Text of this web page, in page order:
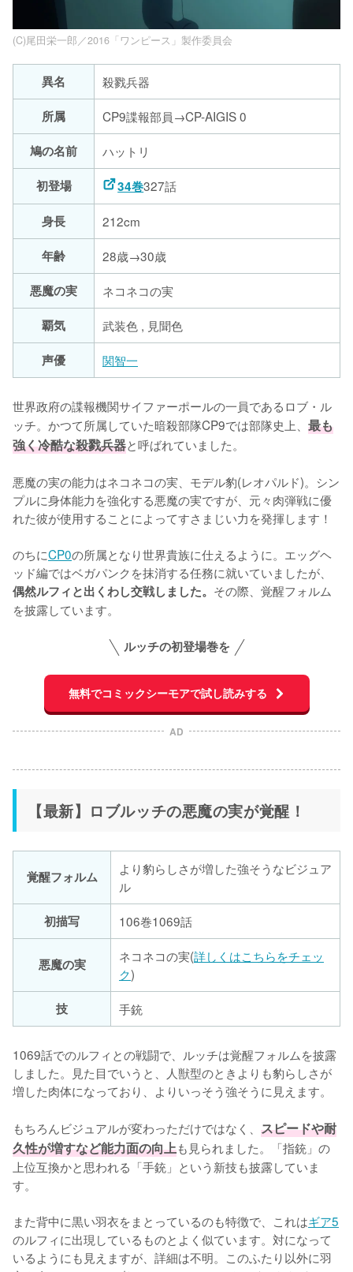
(C)尾田栄一郎／2016「ワンピース」製作委員会
異名
殺戮兵器
所属
CP9諜報部員→CP-AIGIS 0
鳩の名前
ハットリ
初登場
34巻327話
身長
212cm
年齢
28歳→30歳
悪魔の実
ネコネコの実
覇気
武装色 , 見聞色
声優
関智一
世界政府の諜報機関サイファーポールの一員であるロブ・ル
ッチ。かつて所属していた暗殺部隊CP9では部隊史上、 最も
強く冷酷な殺戮兵器と呼ばれていました。
悪魔の実の能力はネコネコの実、モデル豹(レオパルド)。シン
プルに身体能力を強化する悪魔の実ですが、元々肉弾戦に優
れた彼が使用することによってすさまじい力を発揮します！
のちにCP0の所属となり世界貴族に仕えるように。エッグヘ
ッド編ではベガパンクを抹消する任務に就いていましたが、
偶然ルフィと出くわし交戦しました。 その際、覚醒フォルム
を披露しています。
ルッチの初登場巻を
無料でコミックシーモアで試し読みする
AD
【最新】ロブルッチの悪魔の実が覚醒！
覚醒フォルム
より豹らしさが増した強そうなビジュア
ル
初描写
106巻1069話
悪魔の実 ネコネコの実(詳しくはこちらをチェッ
ク)
技
手銃
1069話でのルフィとの戦闘で、ルッチは覚醒フォルムを披露
しました。見た目でいうと、人獣型のときよりも豹らしさが
増した肉体になっており、よりいっそう強そうに見えます。
もちろんビジュアルが変わっただけではなく、 スピードや耐
久性が増すなど能力面の向上も見られました。「指銃」の
上位互換かと思われる「手銃」という新技も披露していま
す。
また背中に黒い羽衣をまとっているのも特徴で、これはギア5
のルフィに出現しているものとよく似ています。対になって
いるようにも見えますが、詳細は不明。このふたり以外に羽